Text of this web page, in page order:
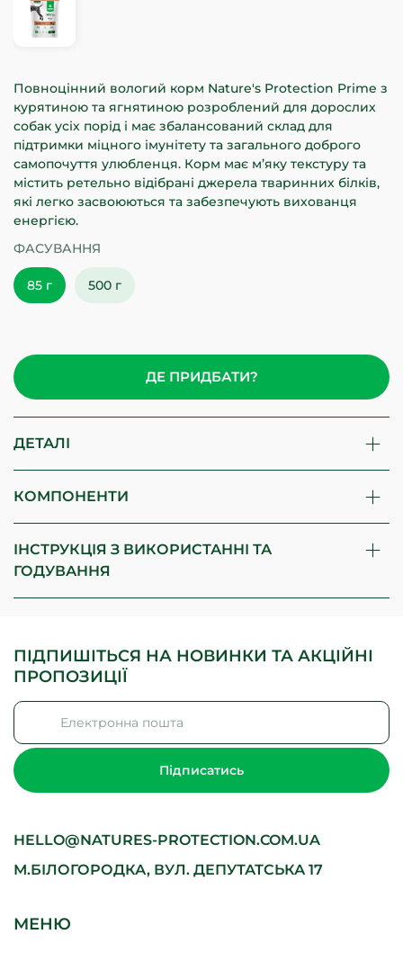
Повноцінний вологий корм Nature's Protection Prime з
курятиною та ягнятиною розроблений для дорослих
собак усіх порід і має збалансований склад для
підтримки міцного імунітету та загального доброго
самопочуття улюбленця. Корм має м’яку текстуру та
містить ретельно відібрані джерела тваринних білків,
які легко засвоюються та забезпечують вихованця
енергією.
ФАСУВАННЯ
85 г 500 г
ДЕ ПРИДБАТИ?
ДЕТАЛІ
КОМПОНЕНТИ
ІНСТРУКЦІЯ З ВИКОРИСТАННІ ТА
ГОДУВАННЯ
HELLO@NATURES-PROTECTION.COM.UA
М.БІЛОГОРОДКА, ВУЛ. ДЕПУТАТСЬКА 17
ПІДПИШІТЬСЯ НА НОВИНКИ ТА АКЦІЙНІ
ПРОПОЗИЦІЇ
Підписатись
МЕНЮ